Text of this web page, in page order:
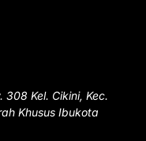
308 Kel. Cikini, Kec.
Khusus Ibukota